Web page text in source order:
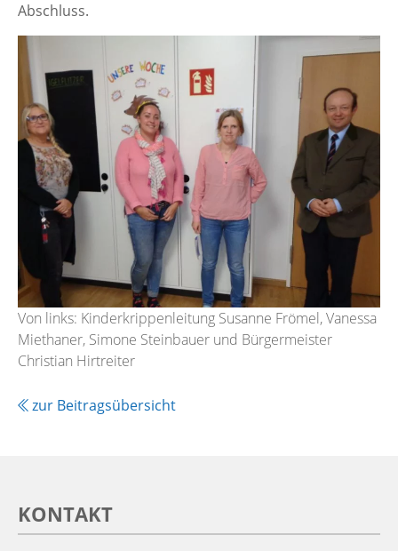
Abschluss.
Von links: Kinderkrippenleitung Susanne Frömel, Vanessa
Miethaner, Simone Steinbauer und Bürgermeister
Christian Hirtreiter
zur Beitragsübersicht
KONTAKT